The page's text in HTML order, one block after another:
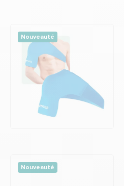
Nouveauté
Nouveauté